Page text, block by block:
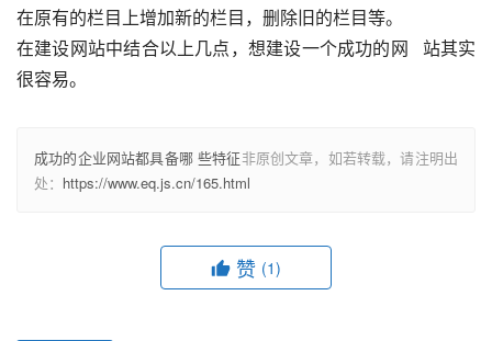
在原有的栏目上增加新的栏目，删除旧的栏目等。
在建设网站中结合以上几点，想建设一个成功的网   站其实
很容易。
成功的企业网站都具备哪 些特征非原创文章，如若转载，请注明出
处： https://www.eq.js.cn/165.html
赞 (1)